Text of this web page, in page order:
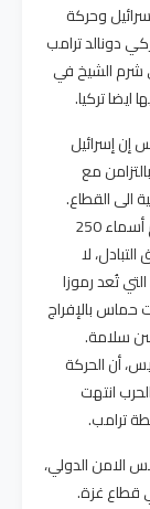
وحركة
دونالد ترامب
شرم الشيخ في
تركيا.
إسرائيل
بالتزامن مع
الى القطاع.
ونشرت وزارة العدل الإسرائيلية الجمعة قائمة تضم أسماء 250
لا
تُعد رموزا
حماس بالإفراج
سلامة.
أن الحركة
انتهت
ترامب.
الامن الدولي،
قطاع غزة.